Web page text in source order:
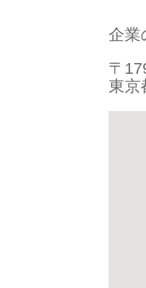
企業
〒
東京